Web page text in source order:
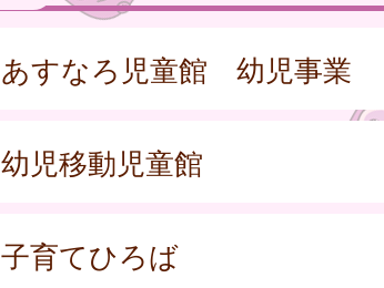
あすなろ児童館 幼児事業
幼児移動児童館
子育てひろば